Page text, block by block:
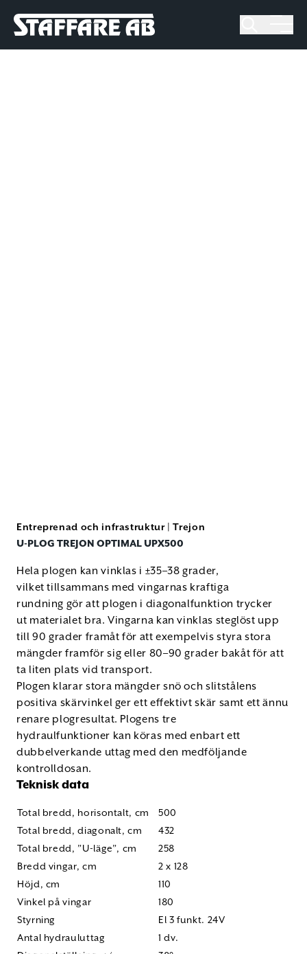
Staffare AB
Entreprenad och infrastruktur|Trejon
U-PLOG TREJON OPTIMAL UPX500
Hela plogen kan vinklas i ±35–38 grader,
vilket tillsammans med vingarnas kraftiga
rundning gör att plogen i diagonalfunktion trycker
ut materialet bra. Vingarna kan vinklas steglöst upp
till 90 grader framåt för att exempelvis styra stora
mängder framför sig eller 80–90 grader bakåt för att
ta liten plats vid transport.
Plogen klarar stora mängder snö och slitstålens
positiva skärvinkel ger ett effektivt skär samt ett ännu
renare plogresultat. Plogens tre
hydraulfunktioner kan köras med enbart ett
dubbelverkande uttag med den medföljande
kontrolldosan.
Teknisk data
Total bredd, horisontalt, cm
500
Total bredd, diagonalt, cm
432
Total bredd, ”U-läge”, cm
258
Bredd vingar, cm
2 x 128
Höjd, cm
110
Vinkel på vingar
180
Styrning
El 3 funkt. 24V
Antal hydrauluttag
1 dv.